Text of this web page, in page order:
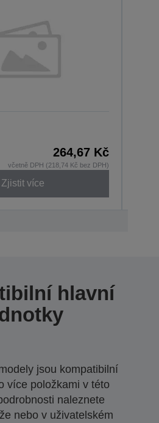
264,67 Kč
včetně DPH (218,74 Kč bez DPH)
Zjistit více
hlavní
jsou kompatibilní
více položkami v této
naleznete
nebo v uživatelském